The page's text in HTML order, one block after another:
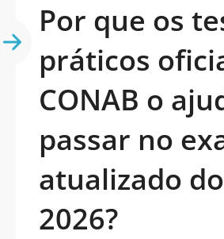
Por que os
práticos
CONAB o
passar no
atualizado
2026?